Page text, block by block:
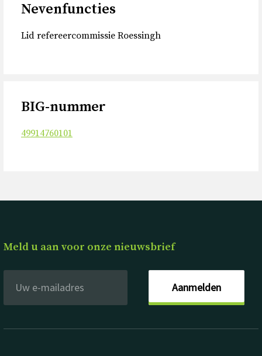
Nevenfuncties
Lid refereercommissie Roessingh
BIG-nummer
49914760101
Meld u aan voor onze nieuwsbrief
Aanmelden